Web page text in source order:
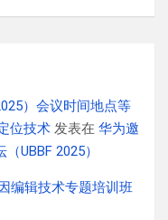
）会议时间地点等
位技术 发表在 华为邀
UBBF 2025）
编辑技术专题培训班